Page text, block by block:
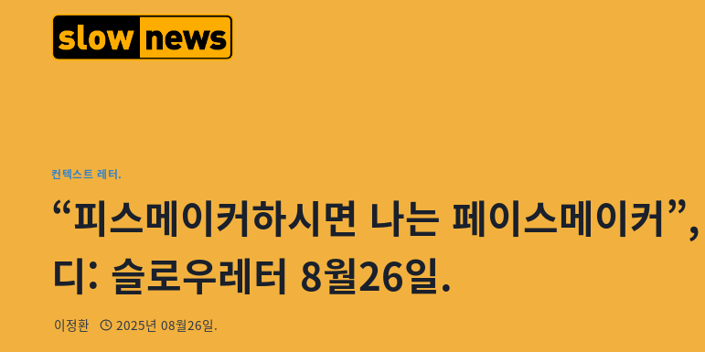
컨텍스트 레터.
“피스메이커하시면 나는 페이스메이커
디: 슬로우레터 8월26일.
이정환 2025년 08월26일.